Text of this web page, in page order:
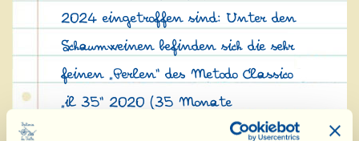
2024 eingetroffen sind: Unter den
Schaumweinen befinden sich die sehr
feinen „Perlen“ des Metodo Classico
„il 35“ 2020 (35 Monate
Flaschengärung) und die des